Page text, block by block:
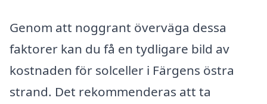
Genom att noggrant överväga dessa
faktorer kan du få en tydligare bild av
kostnaden för solceller i Färgens östra
strand. Det rekommenderas att ta